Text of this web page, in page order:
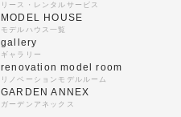
リース・レンタルサービス
MODEL HOUSE
モデルハウス一覧
gallery
ギャラリー
renovation model room
リノベーションモデルルーム
GARDEN ANNEX
ガーデンアネックス